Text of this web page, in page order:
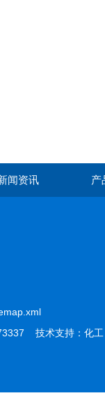
闻资讯 产
技术支持： 化工